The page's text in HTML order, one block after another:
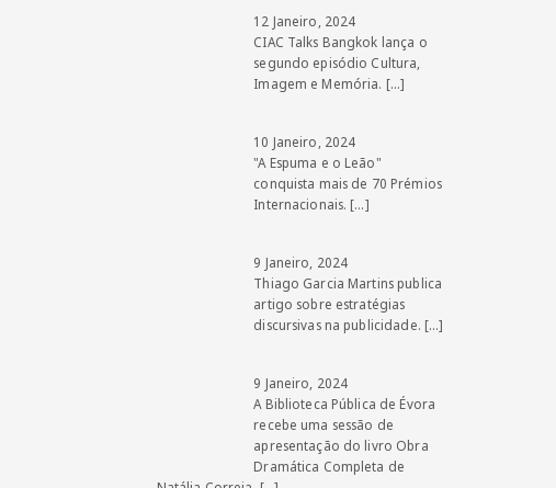
12 Janeiro, 2024
CIAC Talks Bangkok lança o
segundo episódio Cultura,
Imagem e Memória. […]
10 Janeiro, 2024
"A Espuma e o Leão"
conquista mais de 70 Prémios
Internacionais. […]
9 Janeiro, 2024
Thiago Garcia Martins publica
artigo sobre estratégias
discursivas na publicidade. […]
9 Janeiro, 2024
A Biblioteca Pública de Évora
recebe uma sessão de
apresentação do livro Obra
Dramática Completa de